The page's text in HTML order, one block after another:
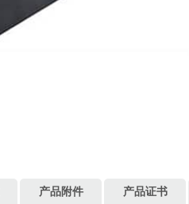
产品附件 产品证书